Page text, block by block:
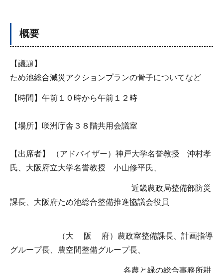
概要
【議題】
ため池総合減災アクションプランの骨子についてなど
【時間】午前１０時から午前１２時
【場所】咲洲庁舎３８階共用会議室
【出席者】 （アドバイザー）神戸大学名誉教授 沖村孝
氏、大阪府立大学名誉教授 小山修平氏、
近畿農政局整備部防災
課長、大阪府ため池総合整備推進協議会役員
（大 阪 府）農政室整備課長、計画指導
グループ長、農空間整備グループ長、
各農と緑の総合事務所耕